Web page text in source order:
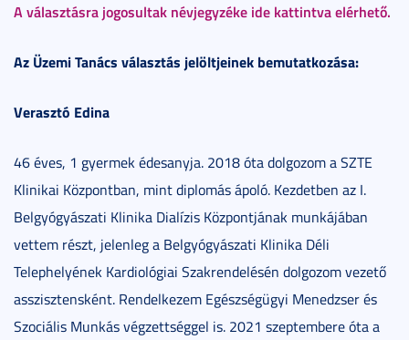
A választásra jogosultak névjegyzéke ide kattintva elérhető.
Az Üzemi Tanács választás jelöltjeinek bemutatkozása:
Verasztó Edina
46 éves, 1 gyermek édesanyja. 2018 óta dolgozom a SZTE
Klinikai Központban, mint diplomás ápoló. Kezdetben az I.
Belgyógyászati Klinika Dialízis Központjának munkájában
vettem részt, jelenleg a Belgyógyászati Klinika Déli
Telephelyének Kardiológiai Szakrendelésén dolgozom vezető
asszisztensként. Rendelkezem Egészségügyi Menedzser és
Szociális Munkás végzettséggel is. 2021 szeptembere óta a